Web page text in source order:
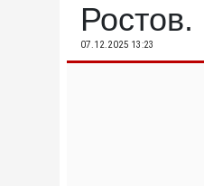
07.12.2025 13:23